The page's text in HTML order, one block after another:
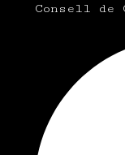
Consell de